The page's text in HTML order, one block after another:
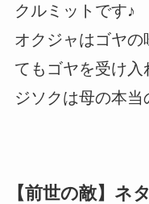
クルミットです♪
オクジャはゴヤの
てもゴヤを受け入
ジソクは母の本当
【前世の敵】ネ